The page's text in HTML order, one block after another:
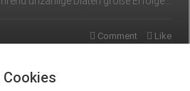
Comment Like